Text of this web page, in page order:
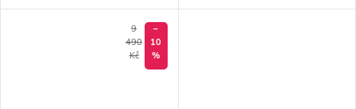
9
490
Kč
–
10
%